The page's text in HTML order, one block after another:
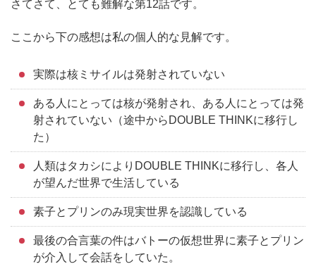
さてさて、とても難解な第12話です。
ここから下の感想は私の個人的な見解です。
実際は核ミサイルは発射されていない
ある人にとっては核が発射され、ある人にとっては発
射されていない（途中からDOUBLE THINKに移行し
た）
人類はタカシによりDOUBLE THINKに移行し、各人
が望んだ世界で生活している
素子とプリンのみ現実世界を認識している
最後の合言葉の件はバトーの仮想世界に素子とプリン
が介入して会話をしていた。